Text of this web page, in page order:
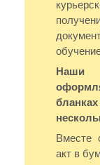
Наши
Вместе
акт в